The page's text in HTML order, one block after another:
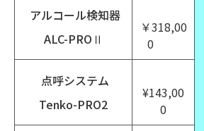
アルコール検知器
ALC-PROⅡ
￥318,00
0
点呼システム
Tenko-PRO2
¥143,00
0